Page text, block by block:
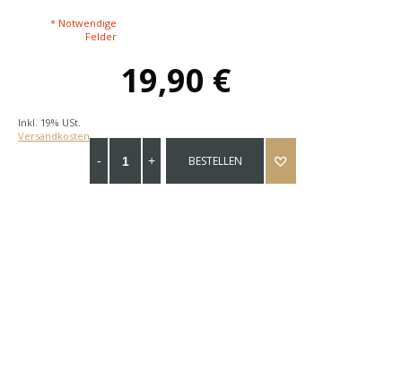
* Notwendige
Felder
19,90 €
Inkl. 19% USt.
Versandkosten
BESTELLEN